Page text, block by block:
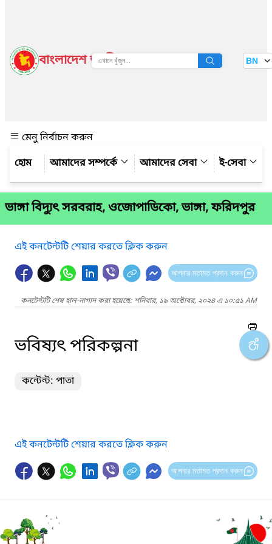
বাংলাদেশ জাতীয় তথ্য বাতায়ন BN
মেনু নির্বাচন করুন
আমাদের সম্পর্কে
আমাদের সেবা ই-সেবা
ভাঙ্গা বিদ্যুৎ সরবরাহ, ওজোপাডিকো, ভাঙ্গা, ফরিদপুর
এই কনটেন্টটি শেয়ার করতে ক্লিক করুন
আপনার মতামত প্রদান করুন
কনটেন্টটি শেষ হাল-নাগাদ করা হয়েছে: শনিবার, ১৯ অক্টোবর, ২০২৪ এ ১০:৫১ AM
ভবিষ্যৎ পরিকল্পনা
কন্টেন্ট: পাতা
এই কনটেন্টটি শেয়ার করতে ক্লিক করুন
আপনার মতামত প্রদান করুন